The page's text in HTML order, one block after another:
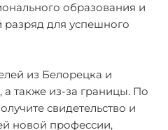
образования и
для успешного
из Белорецка и
а также из-за границы. По
свидетельство и
новой профессии,